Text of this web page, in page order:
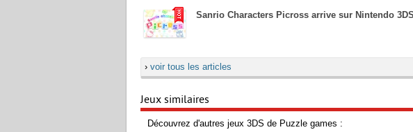
Sanrio Characters Picross arrive sur Nintendo
› voir tous les articles
Jeux similaires
Découvrez d'autres jeux 3DS de Puzzle games :